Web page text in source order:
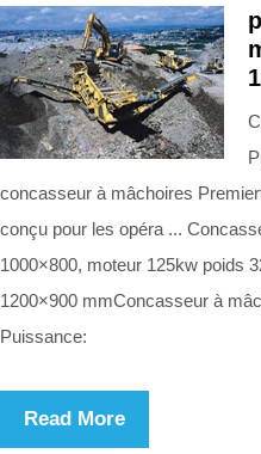
concasseur à mâchoires
conçu pour les opéra ...
1000×800, moteur 125kw poids
1200×900 mmConcasseur à
Puissance:
Read More